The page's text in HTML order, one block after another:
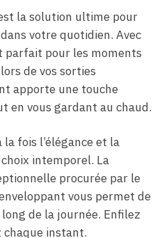
la solution ultime pour
votre quotidien. Avec
parfait pour les moments
de vos sorties
apporte une touche
en vous gardant au chaud.
fois l’élégance et la
intemporel. La
procurée par le
vous permet de
de la journée. Enfilez
chaque instant.